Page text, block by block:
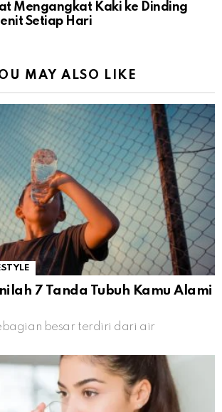
Mengangkat Kaki ke Dinding
Setiap Hari
MAY ALSO LIKE
7 Tanda Tubuh Kamu Alami
besar terdiri dari air